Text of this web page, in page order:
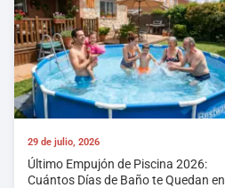
29 de julio, 2026
Último Empujón de Piscina 2026:
Cuántos Días de Baño te Quedan en